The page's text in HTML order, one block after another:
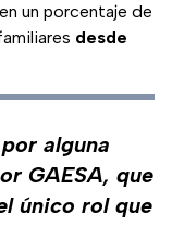
un porcentaje de
desde
alguna
GAESA, que
único rol que